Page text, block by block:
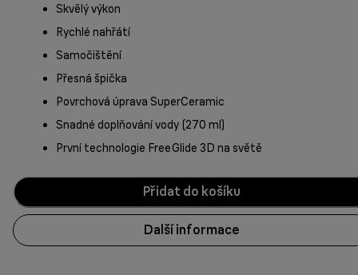
Skvělý výkon
Rychlé nahřátí
Samočištění
Přesná špička
Povrchová úprava SuperCeramic
Snadné doplňování vody (270 ml)
První technologie FreeGlide 3D na světě
Přidat do košíku
Další informace